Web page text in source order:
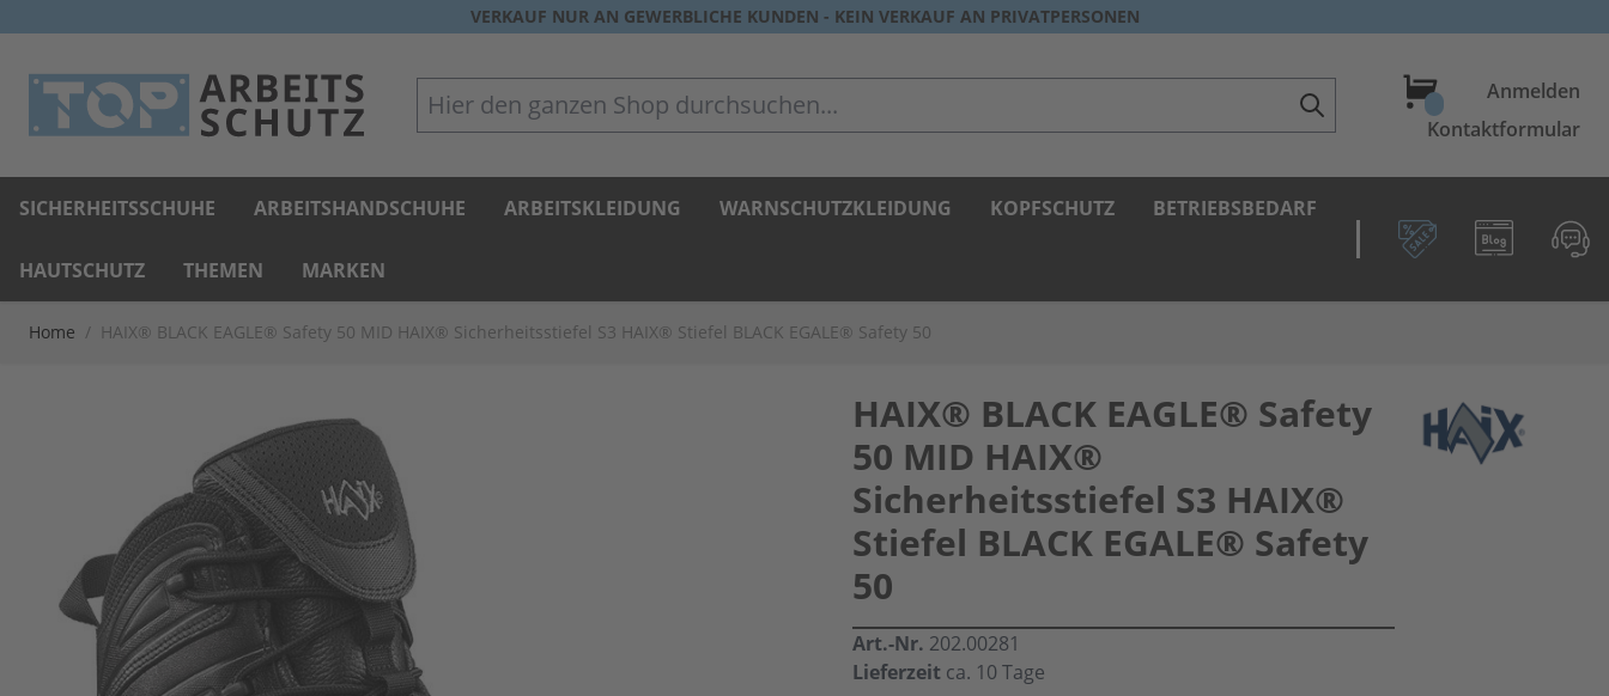
VERKAUF NUR AN GEWERBLICHE KUNDEN - KEIN VERKAUF AN PRIVATPERSONEN
Hier den ganzen Shop durchsuchen... WarenkorbAnmelden
Kontaktformular
SICHERHEITSSCHUHE ARBEITSHANDSCHUHE ARBEITSKLEIDUNG WARNSCHUTZKLEIDUNG KOPFSCHUTZ BETRIEBSBEDARF
HAUTSCHUTZ THEMEN MARKEN
Home / HAIX® BLACK EAGLE® Safety 50 MID HAIX® Sicherheitsstiefel S3 HAIX® Stiefel BLACK EGALE® Safety 50
HAIX® BLACK EAGLE® Safety
50 MID HAIX®
Sicherheitsstiefel S3 HAIX®
Stiefel BLACK EGALE® Safety
50
Art.-Nr. 202.00281
Lieferzeit ca. 10 Tage